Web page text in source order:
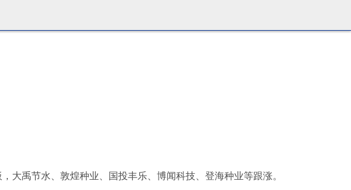
大禹节水、敦煌种业、国投丰乐、博闻科技、登海种业等跟涨。